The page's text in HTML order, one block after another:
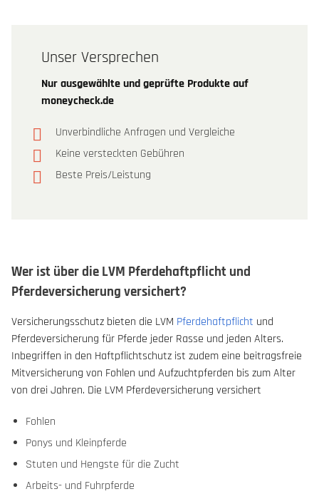
Unser Versprechen
Nur ausgewählte und geprüfte Produkte auf
moneycheck.de
Unverbindliche Anfragen und Vergleiche
Keine versteckten Gebühren
Beste Preis/Leistung
Wer ist über die LVM Pferdehaftpflicht und
Pferdeversicherung versichert?
Versicherungsschutz bieten die LVM Pferdehaftpflicht und
Pferdeversicherung für Pferde jeder Rasse und jeden Alters.
Inbegriffen in den Haftpflichtschutz ist zudem eine beitragsfreie
Mitversicherung von Fohlen und Aufzuchtpferden bis zum Alter
von drei Jahren. Die LVM Pferdeversicherung versichert
Fohlen
Ponys und Kleinpferde
Stuten und Hengste für die Zucht
Arbeits- und Fuhrpferde